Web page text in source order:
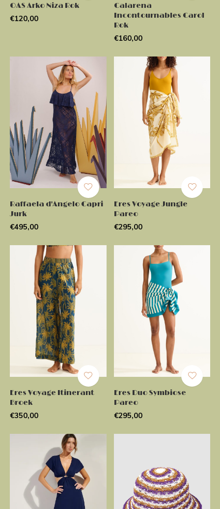
OAS Arko Niza Rok
€120,00
Calarena
Incontournables Carol
Rok
€160,00
Raffaela d'Angelo Capri
Jurk
€495,00
Eres Voyage Jungle
Pareo
€295,00
Eres Voyage Itinerant
Broek
€350,00
Eres Duo Symbiose
Pareo
€295,00